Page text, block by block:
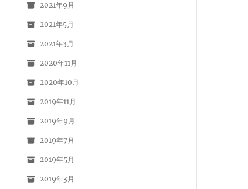
2021年9月
2021年5月
2021年3月
2020年11月
2020年10月
2019年11月
2019年9月
2019年7月
2019年5月
2019年3月